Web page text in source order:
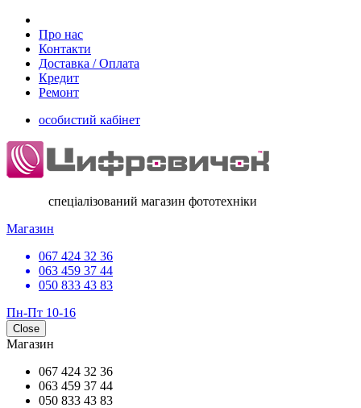
Про нас
Контакти
Доставка / Оплата
Кредит
Ремонт
особистий кабінет
спеціалізований магазин фототехніки
Магазин
067 424 32 36
063 459 37 44
050 833 43 83
Пн-Пт 10-16
Close
Магазин
067 424 32 36
063 459 37 44
050 833 43 83